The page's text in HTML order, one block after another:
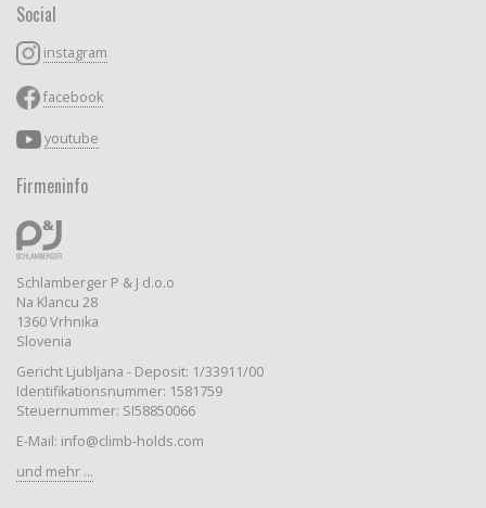
Social
instagram
facebook
youtube
Firmeninfo
Schlamberger P & J d.o.o
Na Klancu 28
1360 Vrhnika
Slovenia
Gericht Ljubljana - Deposit: 1/33911/00
Identifikationsnummer: 1581759
Steuernummer: SI58850066
E-Mail: info@climb-holds.com
und mehr ...